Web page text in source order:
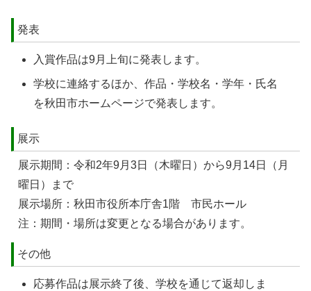
発表
入賞作品は9月上旬に発表します。
学校に連絡するほか、作品・学校名・学年・氏名
を秋田市ホームページで発表します。
展示
展示期間：令和2年9月3日（木曜日）から9月14日（月
曜日）まで
展示場所：秋田市役所本庁舎1階 市民ホール
注：期間・場所は変更となる場合があります。
その他
応募作品は展示終了後、学校を通じて返却しま